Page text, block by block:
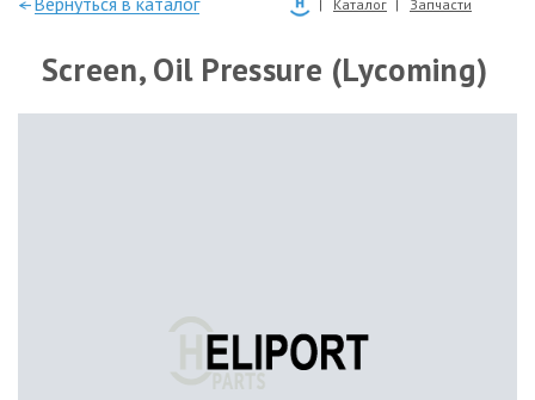
Каталог Запчасти
Screen, Oil Pressure (Lycoming)